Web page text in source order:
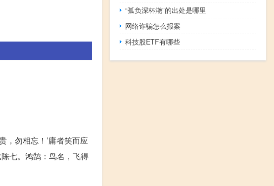
，勿相忘！’庸者笑而应
七。鸿鹄：鸟名，飞得
“孤负深杯滟”的出处是哪里
网络诈骗怎么报案
科技股ETF有哪些